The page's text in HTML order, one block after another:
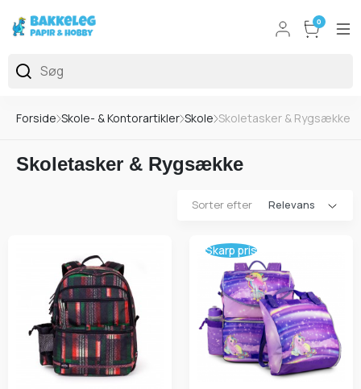
0
Forside Skole- & Kontorartikler Skole Skoletasker & Rygsække
Skoletasker & Rygsække
Sorter efter
Skarp pris